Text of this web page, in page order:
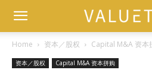
Home 资本／股权 Capital M&A 资本
资本／股权 Capital M&A 资本拼购